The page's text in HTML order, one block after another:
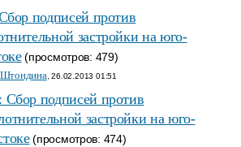
подписей против
застройки на юго-
(просмотров: 479)
, 26.02.2013 01:51
Сбор подписей против
застройки на юго-
(просмотров: 474)